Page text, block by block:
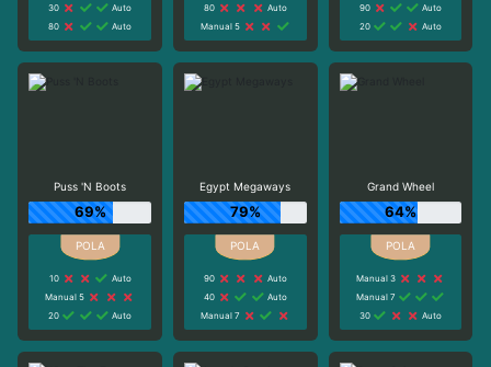
30
Auto
80
Auto
80
Auto
Manual 5
90
Auto
20
Auto
Puss 'N Boots
69%
10
Auto
Manual 5
20
Auto
Egypt Megaways
79%
90
Auto
40
Auto
Manual 7
Grand Wheel
64%
Manual 3
Manual 7
30
Auto